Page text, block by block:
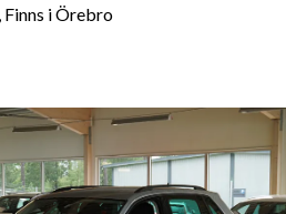
Finns i Örebro